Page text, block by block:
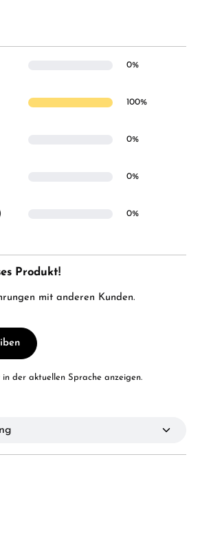
von 4 von 5 Sternen
0%
100%
0%
0%
0%
Produkt!
mit anderen Kunden.
in der aktuellen Sprache anzeigen.